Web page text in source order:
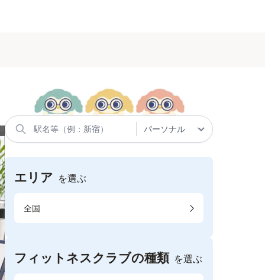
エリア を選ぶ
全国
フィットネスクラブの種類 を選ぶ